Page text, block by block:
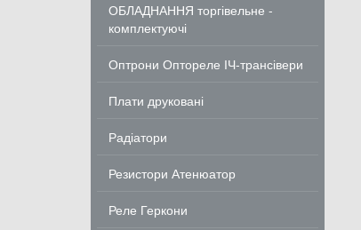
ОБЛАДНАННЯ торгівельне -
комплектуючі
Оптрони Оптореле ІЧ-трансівери
Плати друковані
Радіатори
Резистори Атенюатор
Реле Геркони